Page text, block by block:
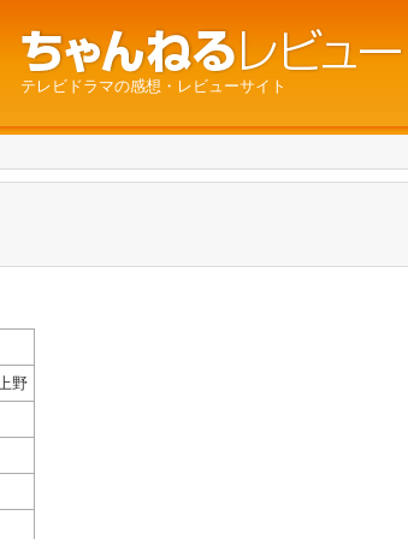
テレビドラマの感想・レビューサイト
野